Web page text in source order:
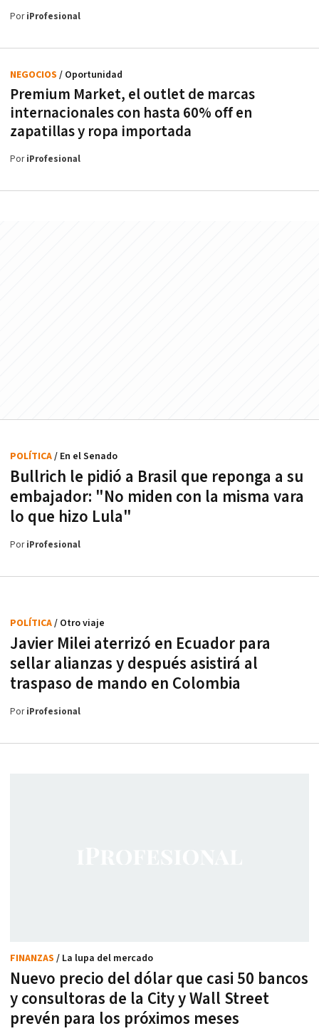
PoriProfesional
Premium Market, el outlet de marcas
internacionales con hasta 60% off en
zapatillas y ropa importada
NEGOCIOS / Oportunidad
PoriProfesional
Bullrich le pidió a Brasil que reponga a su
embajador: "No miden con la misma vara
lo que hizo Lula"
POLÍTICA/ En el Senado
PoriProfesional
Javier Milei aterrizó en Ecuador para
sellar alianzas y después asistirá al
traspaso de mando en Colombia
POLÍTICA/ Otro viaje
PoriProfesional
Nuevo precio del dólar que casi 50 bancos
y consultoras de la City y Wall Street
prevén para los próximos meses
FINANZAS / La lupa del mercado